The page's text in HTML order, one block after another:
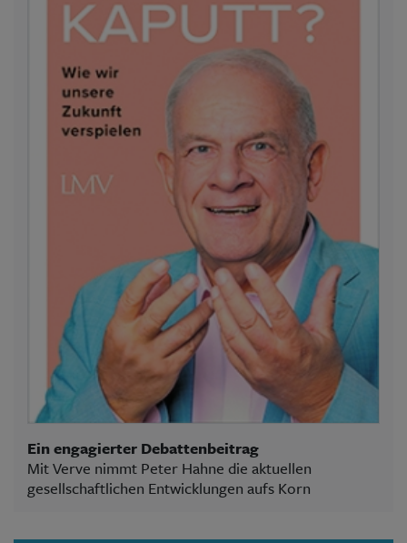
Ein engagierter Debattenbeitrag
Mit Verve nimmt Peter Hahne die aktuellen
gesellschaftlichen Entwicklungen aufs Korn